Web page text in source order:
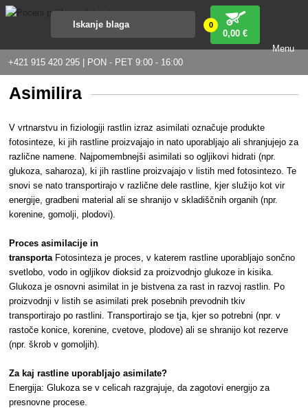
+421 915 420 295 | PON - PET 9:00 - 16:00
0
0,00 €
Menu
Asimilira
V vrtnarstvu in fiziologiji rastlin izraz asimilati označuje produkte
fotosinteze, ki jih rastline proizvajajo in nato uporabljajo ali shranjujejo za
različne namene. Najpomembnejši asimilati so ogljikovi hidrati (npr.
glukoza, saharoza), ki jih rastline proizvajajo v listih med fotosintezo. Te
snovi se nato transportirajo v različne dele rastline, kjer služijo kot vir
energije, gradbeni material ali se shranijo v skladiščnih organih (npr.
korenine, gomolji, plodovi).
Proces asimilacije in
transporta Fotosinteza je proces, v katerem rastline uporabljajo sončno
svetlobo, vodo in ogljikov dioksid za proizvodnjo glukoze in kisika.
Glukoza je osnovni asimilat in je bistvena za rast in razvoj rastlin. Po
proizvodnji v listih se asimilati prek posebnih prevodnih tkiv
transportirajo po rastlini. Transportirajo se tja, kjer so potrebni (npr. v
rastoče konice, korenine, cvetove, plodove) ali se shranijo kot rezerve
(npr. škrob v gomoljih).
Za kaj rastline uporabljajo asimilate?
Energija: Glukoza se v celicah razgrajuje, da zagotovi energijo za
presnovne procese.